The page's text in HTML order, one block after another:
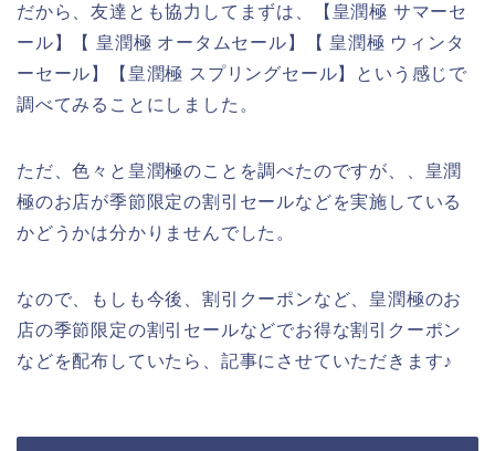
だから、友達とも協力してまずは、【皇潤極 サマーセ
ール】【 皇潤極 オータムセール】【 皇潤極 ウィンタ
ーセール】【皇潤極 スプリングセール】という感じで
調べてみることにしました。
ただ、色々と皇潤極のことを調べたのですが、、皇潤
極のお店が季節限定の割引セールなどを実施している
かどうかは分かりませんでした。
なので、もしも今後、割引クーポンなど、皇潤極のお
店の季節限定の割引セールなどでお得な割引クーポン
などを配布していたら、記事にさせていただきます♪